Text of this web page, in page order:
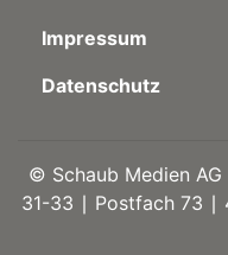
Impressum
Datenschutz
© Schaub Medien
31-33 ∣ Postfach 73 ∣